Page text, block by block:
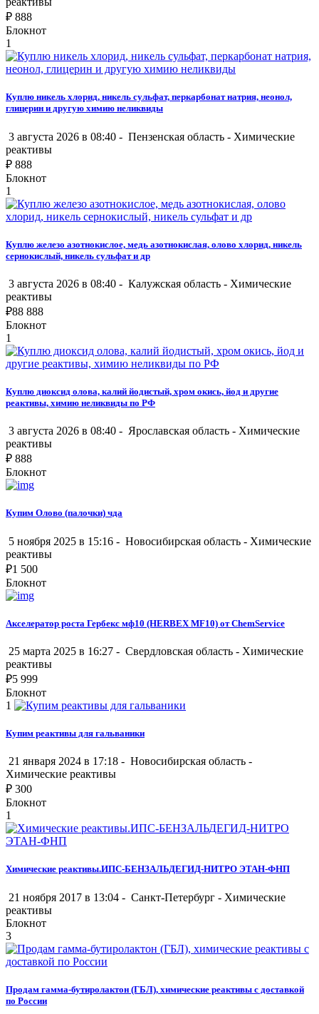
₽ 888
Блокнот
1
Куплю никель хлорид, никель сульфат, перкарбонат натрия, неонол,
глицерин и другую химию неликвиды
3 августа 2026 в 08:40 - Пензенская область - Химические
реактивы
₽ 888
Блокнот
1
Куплю железо азотнокислое, медь азотнокислая, олово хлорид, никель
сернокислый, никель сульфат и др
3 августа 2026 в 08:40 - Калужская область - Химические
реактивы
₽88 888
Блокнот
1
Куплю диоксид олова, калий йодистый, хром окись, йод и другие
реактивы, химию неликвиды по РФ
3 августа 2026 в 08:40 - Ярославская область - Химические
реактивы
₽ 888
Блокнот
Купим Олово (палочки) чда
5 ноября 2025 в 15:16 - Новосибирская область - Химические
реактивы
₽1 500
Блокнот
Акселератор роста Гербекс мф10 (HERBEX MF10) от ChemService
25 марта 2025 в 16:27 - Свердловская область - Химические
реактивы
₽5 999
Блокнот
1
Купим реактивы для гальваники
21 января 2024 в 17:18 - Новосибирская область -
Химические реактивы
₽ 300
Блокнот
1
Химические реактивы.ИПС-БЕНЗАЛЬДЕГИД-НИТРО ЭТАН-ФНП
21 ноября 2017 в 13:04 - Санкт-Петербург - Химические
реактивы
Блокнот
3
Продам гамма-бутиролактон (ГБЛ), химические реактивы с доставкой
по России